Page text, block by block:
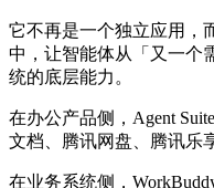
它不再是一个独立应用，
中，让智能体从「又一个
统的底层能力。
在办公产品侧，Agent
文档、腾讯网盘、腾讯乐
在业务系统侧，